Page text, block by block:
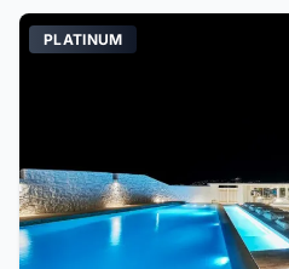
PLATINUM